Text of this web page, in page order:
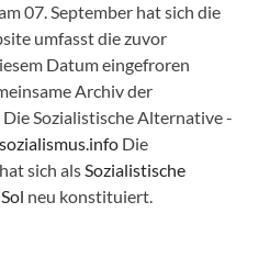
07. September hat sich die
umfasst die zuvor
Datum eingefroren
Archiv der
Sozialistische Alternative -
sozialismus.info Die
sich alsSozialistische
neu konstituiert.